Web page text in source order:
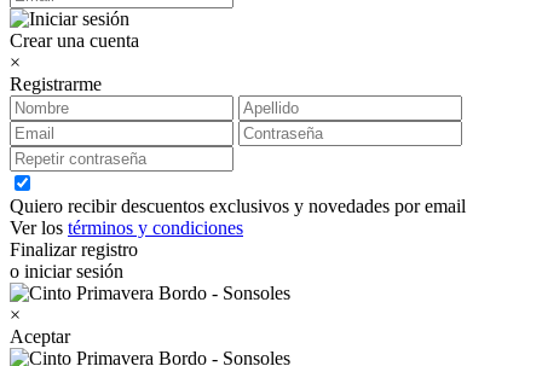
Crear una cuenta
×
Registrarme
Quiero recibir descuentos exclusivos y novedades por email
Ver los términos y condiciones
Finalizar registro
o iniciar sesión
×
Aceptar